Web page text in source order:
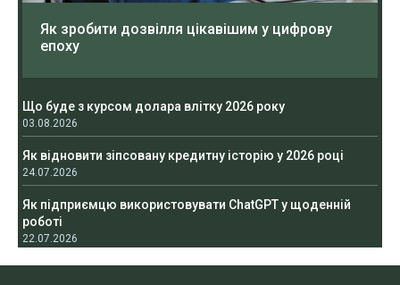
Як зробити дозвілля цікавішим у цифрову
епоху
Що буде з курсом долара влітку 2026 року
03.08.2026
Як відновити зіпсовану кредитну історію у 2026 році
24.07.2026
Як підприємцю використовувати ChatGPT у щоденній
роботі
22.07.2026